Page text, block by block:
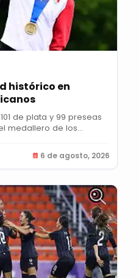
histórico en
de plata y 99 preseas
medallero de los...
6 de agosto, 2026